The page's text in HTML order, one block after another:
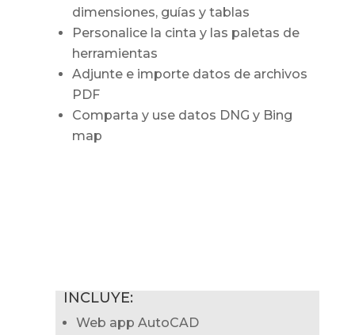
dimensiones, guías y tablas
Personalice la cinta y las paletas de
herramientas
Adjunte e importe datos de archivos
PDF
Comparta y use datos DNG y Bing
map
INCLUYE:
Web app AutoCAD